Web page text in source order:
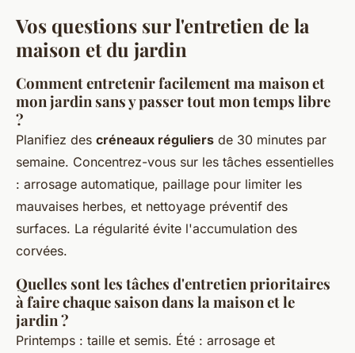
Vos questions sur l'entretien de la
maison et du jardin
Comment entretenir facilement ma maison et
mon jardin sans y passer tout mon temps libre
?
Planifiez des créneaux réguliers de 30 minutes par
semaine. Concentrez-vous sur les tâches essentielles
: arrosage automatique, paillage pour limiter les
mauvaises herbes, et nettoyage préventif des
surfaces. La régularité évite l'accumulation des
corvées.
Quelles sont les tâches d'entretien prioritaires
à faire chaque saison dans la maison et le
jardin ?
Printemps : taille et semis. Été : arrosage et